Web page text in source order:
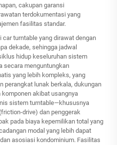
cakupan garansi
terdokumentasi yang
fasilitas standar.
turntable yang dirawat dengan
dekade, sehingga jadwal
hidup keseluruhan sistem
secara menguntungkan
yang lebih kompleks, yang
perangkat lunak berkala, dukungan
akibat usangnya
sistem turntable—khususnya
drive) dan penggerak
pada biaya kepemilikan total yang
modal yang lebih dapat
asosiasi kondominium. Fasilitas